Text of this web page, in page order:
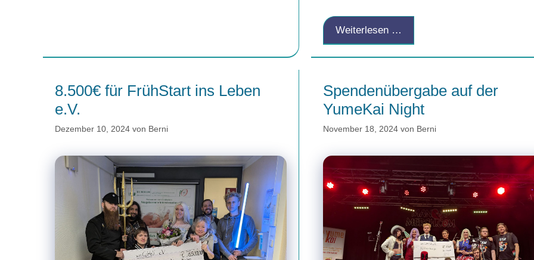
Weiterlesen …
8.500€ für FrühStart ins Leben
e.V.
Dezember 10, 2024 von Berni
Spendenübergabe auf der
YumeKai Night
November 18, 2024 von Berni